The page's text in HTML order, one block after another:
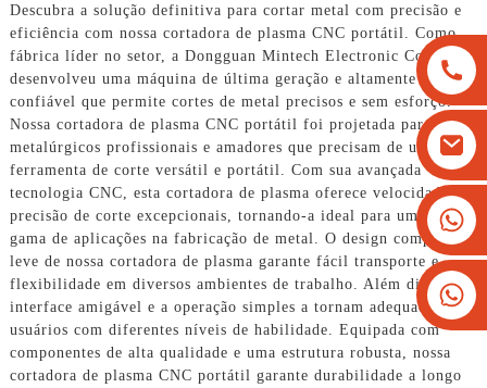
+8613825779334
+16266628193
Descubra a solução definitiva para cortar metal com precisão e
eficiência com nossa cortadora de plasma CNC portátil. Como
fábrica líder no setor, a Dongguan Mintech Electronic Co., Ltd.
desenvolveu uma máquina de última geração e altamente
confiável que permite cortes de metal precisos e sem esforço.
Nossa cortadora de plasma CNC portátil foi projetada para
metalúrgicos profissionais e amadores que precisam de uma
ferramenta de corte versátil e portátil. Com sua avançada
tecnologia CNC, esta cortadora de plasma oferece velocidade e
precisão de corte excepcionais, tornando-a ideal para uma ampla
gama de aplicações na fabricação de metal. O design compacto e
leve de nossa cortadora de plasma garante fácil transporte e
flexibilidade em diversos ambientes de trabalho. Além disso, a
interface amigável e a operação simples a tornam adequada para
usuários com diferentes níveis de habilidade. Equipada com
componentes de alta qualidade e uma estrutura robusta, nossa
cortadora de plasma CNC portátil garante durabilidade a longo